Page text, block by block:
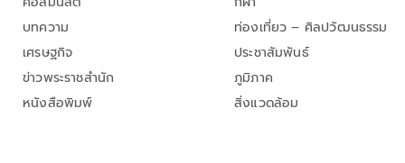
บทความ
เศรษฐกิจ
ข่าวพระราชสำนัก
หนังสือพิมพ์
ท่องเที่ยว – ศิลปวัฒนธรรม
ประชาสัมพันธ์
ภูมิภาค
สิ่งแวดล้อม